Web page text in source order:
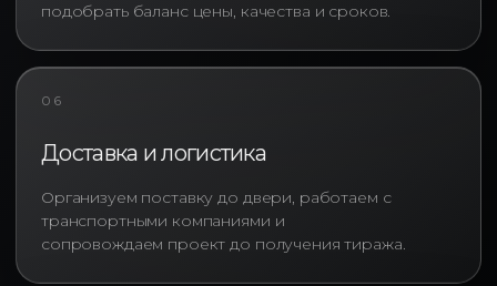
подобрать баланс цены, качества и сроков.
06
Доставка и логистика
Организуем поставку до двери, работаем с
транспортными компаниями и
сопровождаем проект до получения тиража.
выстраивать долгосрочные
корпоративные свитшоты
для новых сотрудников,
тимбилдингов, выездных
мероприятий и внутренних
конференций. Брендированная